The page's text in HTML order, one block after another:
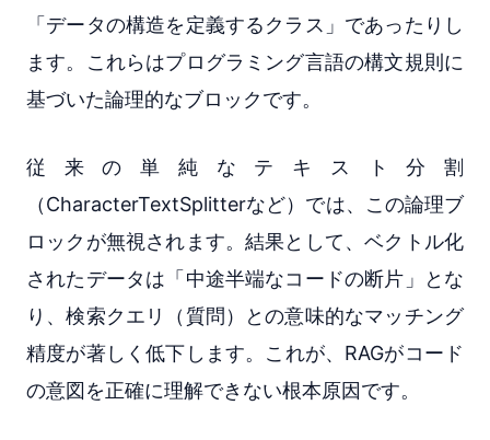
「データの構造を定義するクラス」であったりし
ます。これらはプログラミング言語の構文規則に
基づいた論理的なブロックです。
従来の単純なテキスト分割
（CharacterTextSplitterなど）では、この論理ブ
ロックが無視されます。結果として、ベクトル化
されたデータは「中途半端なコードの断片」とな
り、検索クエリ（質問）との意味的なマッチング
精度が著しく低下します。これが、RAGがコード
の意図を正確に理解できない根本原因です。